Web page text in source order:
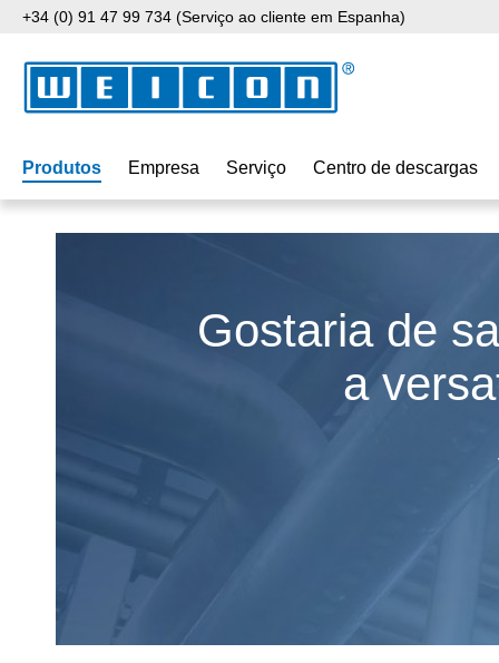
o conteúdo principal
Saltar para a pesquisa
Saltar para a navegação principal
+34 (0) 91 47 99 734 (Serviço ao cliente em Espanha)
Produtos Empresa Serviço Centro de descargas
Gostaria de
a